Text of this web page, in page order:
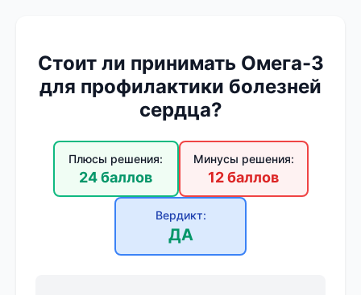
Стоит ли принимать Омега-3
для профилактики болезней
сердца?
Плюсы решения:
24 баллов
Минусы решения:
12 баллов
Вердикт:
ДА